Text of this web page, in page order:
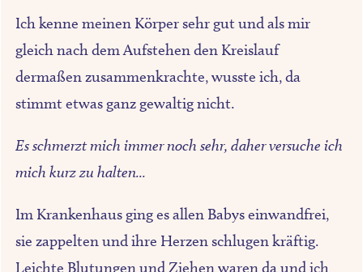
Ich kenne meinen Körper sehr gut und als mir
gleich nach dem Aufstehen den Kreislauf
dermaßen zusammenkrachte, wusste ich, da
stimmt etwas ganz gewaltig nicht.
Es schmerzt mich immer noch sehr, daher versuche ich
mich kurz zu halten...
Im Krankenhaus ging es allen Babys einwandfrei,
sie zappelten und ihre Herzen schlugen kräftig.
Leichte Blutungen und Ziehen waren da und ich